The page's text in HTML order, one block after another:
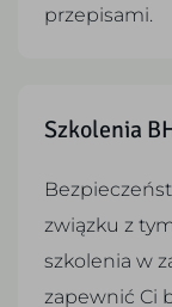
przepisami.
Szkolenia
związku z
szkolenia w
zapewnić Ci